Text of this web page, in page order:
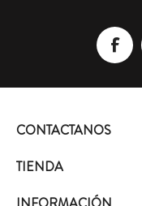
CONTACTANOS
TIENDA